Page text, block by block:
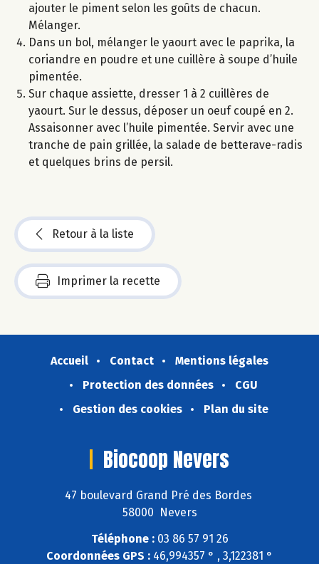
ajouter le piment selon les goûts de chacun.
Mélanger.
Dans un bol, mélanger le yaourt avec le paprika, la
coriandre en poudre et une cuillère à soupe d’huile
pimentée.
Sur chaque assiette, dresser 1 à 2 cuillères de
yaourt. Sur le dessus, déposer un oeuf coupé en 2.
Assaisonner avec l’huile pimentée. Servir avec une
tranche de pain grillée, la salade de betterave-radis
et quelques brins de persil.
Retour à la liste
Imprimer la recette
Accueil Contact
Mentions légales
Protection des données
CGU
Gestion des cookies
Plan du site
Biocoop Nevers
47 boulevard Grand Pré des Bordes
58000 Nevers
Téléphone :03 86 57 91 26
Coordonnées GPS : 46,994357 ° , 3,122381 °